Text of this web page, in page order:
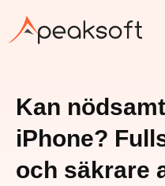
Kan
iPhone?
och säkrare